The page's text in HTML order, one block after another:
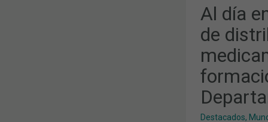
Al día
de
Destacados,
DE
DE
CON
LA
NUEVA
FORMACIÓN
DEL
COFB
Y
EL